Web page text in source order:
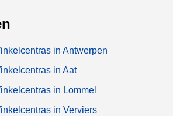
in Antwerpen
in Aat
in Lommel
in Verviers